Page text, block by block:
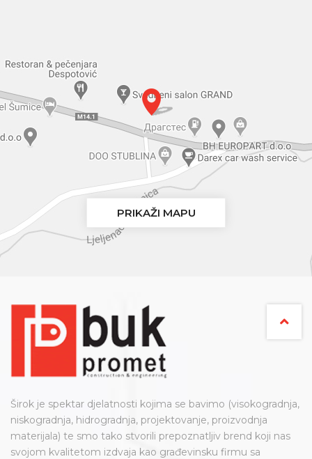
PRIKAŽI MAPU
Širok je spektar djelatnosti kojima se bavimo (visokogradnja,
niskogradnja, hidrogradnja, projektovanje, proizvodnja
materijala) te smo tako stvorili prepoznatljiv brend koji nas
svojom kvalitetom izdvaja kao građevinsku firmu sa